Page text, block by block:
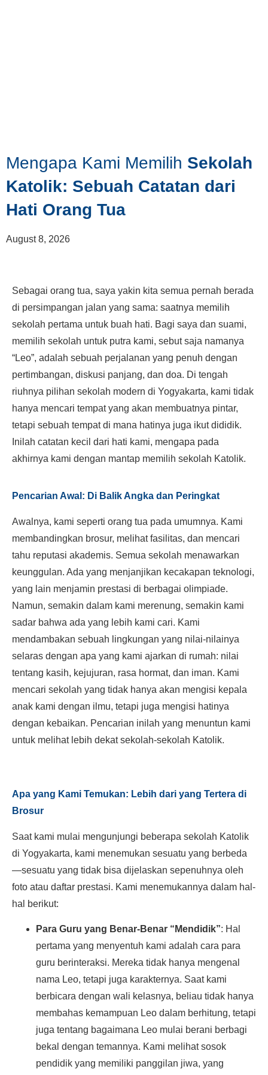
Mengapa Kami Memilih Sekolah
Katolik: Sebuah Catatan dari
Hati Orang Tua
August 8, 2026
Sebagai orang tua, saya yakin kita semua pernah berada
di persimpangan jalan yang sama: saatnya memilih
sekolah pertama untuk buah hati. Bagi saya dan suami,
memilih sekolah untuk putra kami, sebut saja namanya
“Leo”, adalah sebuah perjalanan yang penuh dengan
pertimbangan, diskusi panjang, dan doa. Di tengah
riuhnya pilihan sekolah modern di Yogyakarta, kami tidak
hanya mencari tempat yang akan membuatnya pintar,
tetapi sebuah tempat di mana hatinya juga ikut dididik.
Inilah catatan kecil dari hati kami, mengapa pada
akhirnya kami dengan mantap memilih sekolah Katolik.
Pencarian Awal: Di Balik Angka dan Peringkat
Awalnya, kami seperti orang tua pada umumnya. Kami
membandingkan brosur, melihat fasilitas, dan mencari
tahu reputasi akademis. Semua sekolah menawarkan
keunggulan. Ada yang menjanjikan kecakapan teknologi,
yang lain menjamin prestasi di berbagai olimpiade.
Namun, semakin dalam kami merenung, semakin kami
sadar bahwa ada yang lebih kami cari. Kami
mendambakan sebuah lingkungan yang nilai-nilainya
selaras dengan apa yang kami ajarkan di rumah: nilai
tentang kasih, kejujuran, rasa hormat, dan iman. Kami
mencari sekolah yang tidak hanya akan mengisi kepala
anak kami dengan ilmu, tetapi juga mengisi hatinya
dengan kebaikan. Pencarian inilah yang menuntun kami
untuk melihat lebih dekat sekolah-sekolah Katolik.
Apa yang Kami Temukan: Lebih dari yang Tertera di
Brosur
Saat kami mulai mengunjungi beberapa sekolah Katolik
di Yogyakarta, kami menemukan sesuatu yang berbeda
—sesuatu yang tidak bisa dijelaskan sepenuhnya oleh
foto atau daftar prestasi. Kami menemukannya dalam hal-
hal berikut:
Para Guru yang Benar-Benar “Mendidik”: Hal
pertama yang menyentuh kami adalah cara para
guru berinteraksi. Mereka tidak hanya mengenal
nama Leo, tetapi juga karakternya. Saat kami
berbicara dengan wali kelasnya, beliau tidak hanya
membahas kemampuan Leo dalam berhitung, tetapi
juga tentang bagaimana Leo mulai berani berbagi
bekal dengan temannya. Kami melihat sosok
pendidik yang memiliki panggilan jiwa, yang